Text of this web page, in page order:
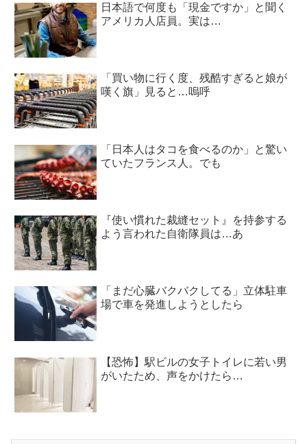
日本語で何度も「現金ですか」と聞く
アメリカ人店員。実は…
「買い物に行く度、残酷すぎると娘が
嘆く旗」見ると…嗚呼
「日本人はタコを食べるのか」と驚い
ていたフランス人。でも
『使い慣れた裁縫セット』を持参する
よう言われた自衛隊員は…あ
「まだ心臓バクバクしてる」立体駐車
場で車を発進しようとしたら
【恐怖】駅ビルの女子トイレに若い男
がいたため、声をかけたら…